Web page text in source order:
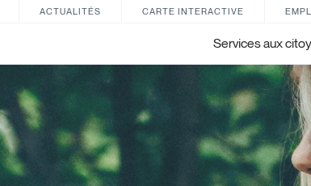
ACTUALITÉS CARTE INTERACTIVE
Services aux